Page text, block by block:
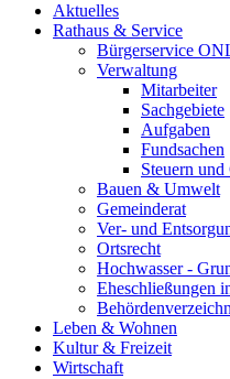
Aktuelles
Rathaus & Service
Bürgerservice
Verwaltung
Mitarbeiter
Sachgebiete
Aufgaben
Fundsachen
Steuern und
Bauen & Umwelt
Gemeinderat
Ver- und
Ortsrecht
Hochwasser -
Eheschließungen
Leben & Wohnen
Kultur & Freizeit
Wirtschaft